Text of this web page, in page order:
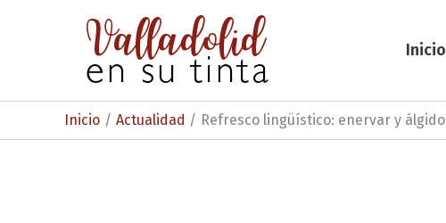
Inicio
Inicio Actualidad Refresco lingüístico: enervar y álgido